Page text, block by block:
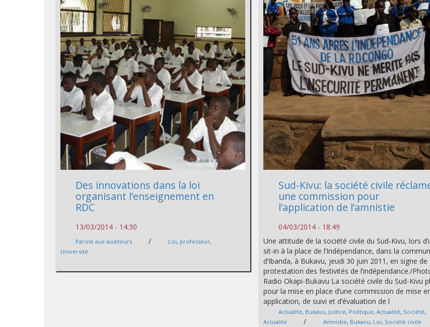
Des innovations dans la loi
organisant l’enseignement en
RDC
13/03/2014 - 14:30
Parole aux auditeurs / Loi, professeur,
Université
Sud-Kivu: la société civile
une commission pour
l’application de l’amnistie
04/03/2014 - 18:49
Une attitude de la société civile du Sud-Kivu, lors
sit-in à la place de l’Indépendance, dans la
d’Ibanda, à Bukavu, jeudi 30 juin 2011, en signe de
protestation des festivités de l’indépendance./
Radio Okapi-Bukavu La société civile du Sud-Kivu
pour la mise en place d’une commission de mise
application, de suivi et d’évaluation de l
Actualité, Bukavu, Justice, Politique,Actualité, Société,
Actualité
/ Amnistie, Bukavu, Loi, Société civile